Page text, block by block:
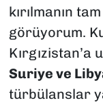
kırılmanın
görüyorum.
Kırgızistan’a
Suriye ve
türbülanslar